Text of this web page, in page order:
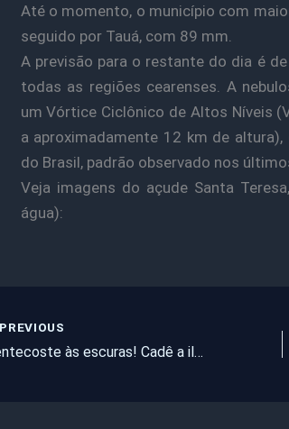
Até o momento, o município com
seguido por Tauá, com 89 mm.
A previsão para o restante do dia é
todas as regiões cearenses. A
um Vórtice Ciclônico de Altos Níveis
a aproximadamente 12 km de
do Brasil, padrão observado nos
Veja imagens do açude Santa
água):
Pentecoste às escuras! Cadê a iluminação pública prefeita? (vídeo)